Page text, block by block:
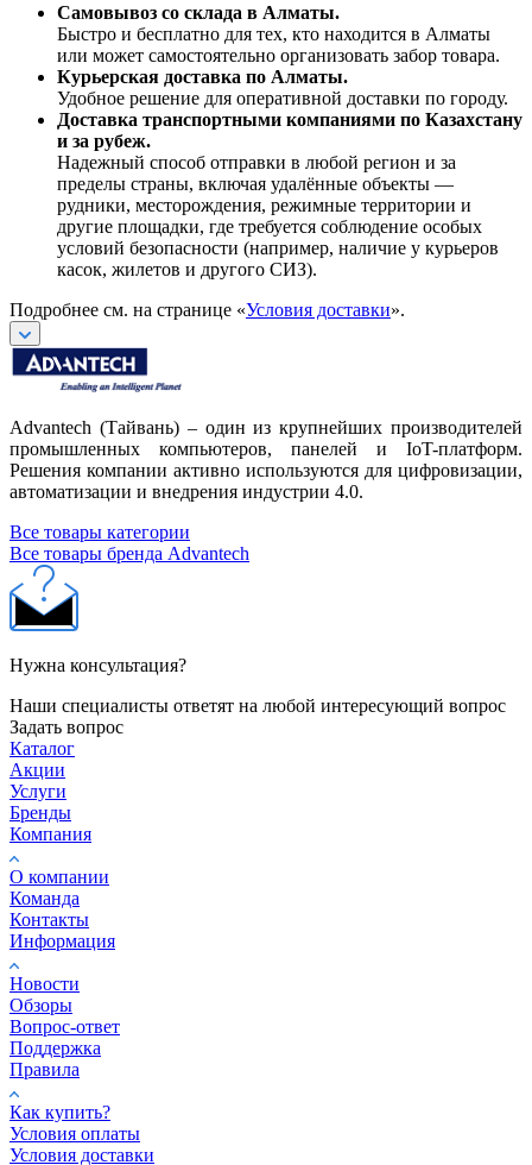
Самовывоз со склада в Алматы.
Быстро и бесплатно для тех, кто находится в Алматы
или может самостоятельно организовать забор товара.
Курьерская доставка по Алматы.
Удобное решение для оперативной доставки по городу.
Доставка транспортными компаниями по Казахстану
и за рубеж.
Надежный способ отправки в любой регион и за
пределы страны, включая удалённые объекты —
рудники, месторождения, режимные территории и
другие площадки, где требуется соблюдение особых
условий безопасности (например, наличие у курьеров
касок, жилетов и другого СИЗ).
Подробнее см. на странице «Условия доставки».
Advantech (Тайвань) – один из крупнейших производителей
промышленных компьютеров, панелей и IoT-платформ.
Решения компании активно используются для цифровизации,
автоматизации и внедрения индустрии 4.0.
Все товары категории
Все товары бренда Advantech
Нужна консультация?
Наши специалисты ответят на любой интересующий вопрос
Задать вопрос
Каталог
Акции
Услуги
Бренды
Компания
О компании
Команда
Контакты
Информация
Новости
Обзоры
Вопрос-ответ
Поддержка
Правила
Как купить?
Условия оплаты
Условия доставки